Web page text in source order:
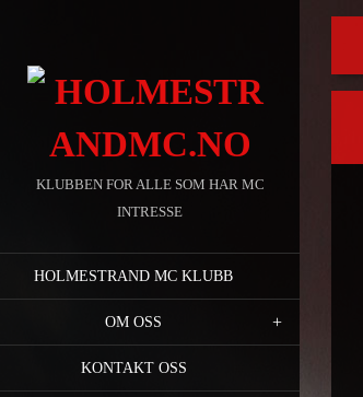
KLUBBEN FOR ALLE SOM HAR MC
INTRESSE
HOLMESTRAND MC KLUBB
OM OSS
KONTAKT OSS